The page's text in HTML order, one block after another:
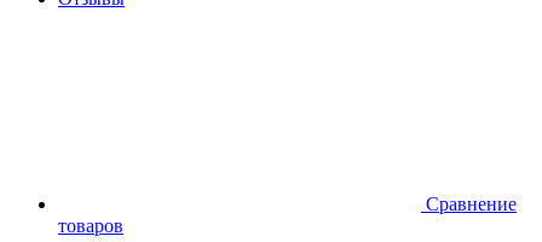
Сравнение
товаров